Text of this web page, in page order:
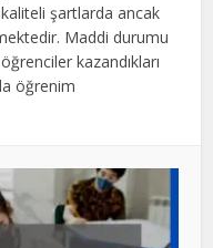
şartlarda ancak
Maddi durumu
kazandıkları
öğrenim